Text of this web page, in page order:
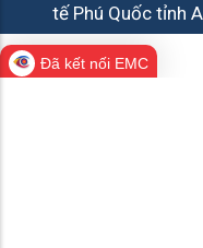
tế Phú Quốc tỉnh
Đã kết nối EMC